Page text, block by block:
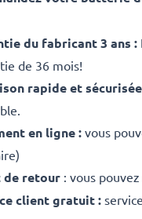
du fabricant 3 ans :
de 36 mois!
rapide et sécurisée
en ligne :vous
de retour : vous
client gratuit :